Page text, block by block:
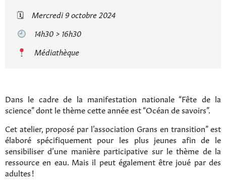
🗓
Mercredi 9 octobre 2024
14h30 > 16h30
Médiathèque
Dans le cadre de la manifestation nationale “Fête de la
science” dont le thème cette année est “Océan de savoirs”.
Cet atelier, proposé par l’association Grans en transition” est
élaboré spécifiquement pour les plus jeunes afin de le
sensibiliser d’une manière participative sur le thème de la
ressource en eau. Mais il peut également être joué par des
adultes !